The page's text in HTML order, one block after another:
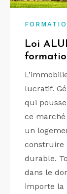
Loi
lucratif.
qui
ce marché
un
construire
durable.
dans le
importe la